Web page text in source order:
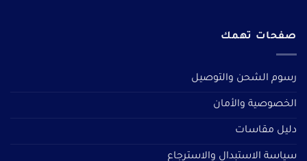
صفحات تهمك
رسوم الشحن والتوصيل
الخصوصية والأمان
دليل مقاسات
سياسة الاستبدال والاسترجاع